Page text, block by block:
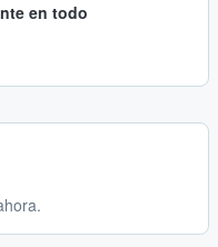
en todo